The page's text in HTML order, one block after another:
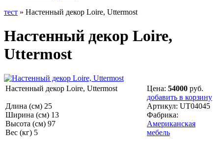
тест » Настенный декор Loire, Uttermost
Настенный декор Loire,
Uttermost
Настенный декор Loire, Uttermost
Длина (см) 25
Ширина (см) 13
Высота (см) 97
Вес (кг) 5
Цена: 54000 руб.
добавить в корзину
Артикул: UT04045
Фабрика:
Американская
мебель